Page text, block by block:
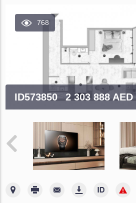
768
ID573850 2 303 888 AED